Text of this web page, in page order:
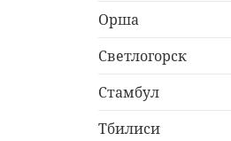
Орша
Светлогорск
Стамбул
Тбилиси